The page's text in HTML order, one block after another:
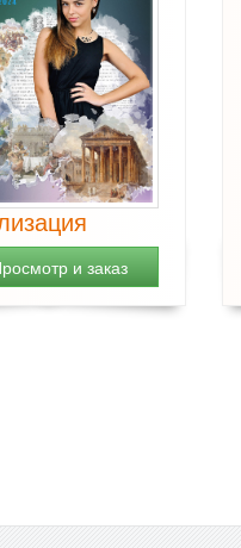
и заказ